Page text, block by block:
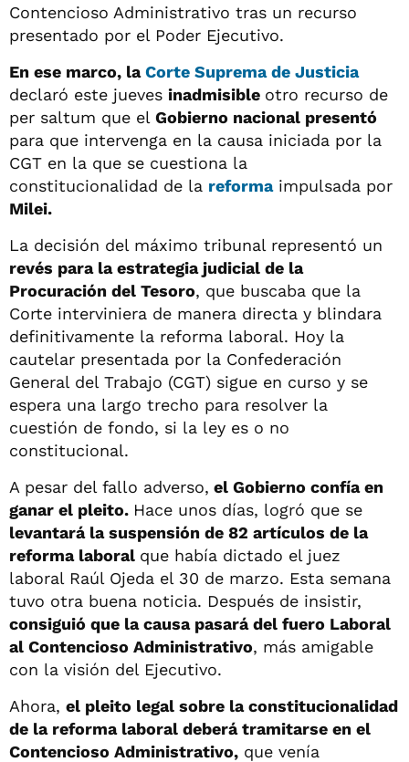
Contencioso Administrativo tras un recurso
presentado por el Poder Ejecutivo.
En ese marco, laCorte Suprema de Justicia
declaró este jueves inadmisible otro recurso de
per saltum que el Gobierno nacional presentó
para que intervenga en la causa iniciada por la
CGT en la que se cuestiona la
constitucionalidad de la reformaimpulsada por
Milei.
La decisión del máximo tribunal representó un
revés para la estrategia judicial de la
Procuración del Tesoro, que buscaba que la
Corte interviniera de manera directa y blindara
definitivamente la reforma laboral. Hoy la
cautelar presentada por la Confederación
General del Trabajo (CGT) sigue en curso y se
espera una largo trecho para resolver la
cuestión de fondo, si la ley es o no
constitucional.
A pesar del fallo adverso, el Gobierno confía en
ganar el pleito. Hace unos días, logró que se
levantará la suspensión de 82 artículos de la
reforma laboral que había dictado el juez
laboral Raúl Ojeda el 30 de marzo. Esta semana
tuvo otra buena noticia. Después de insistir,
consiguió que la causa pasará del fuero Laboral
al Contencioso Administrativo, más amigable
con la visión del Ejecutivo.
Ahora, el pleito legal sobre la constitucionalidad
de la reforma laboral deberá tramitarse en el
Contencioso Administrativo, que venía